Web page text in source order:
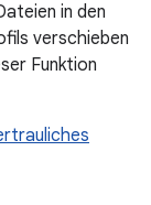
in den
verschieben
Funktion